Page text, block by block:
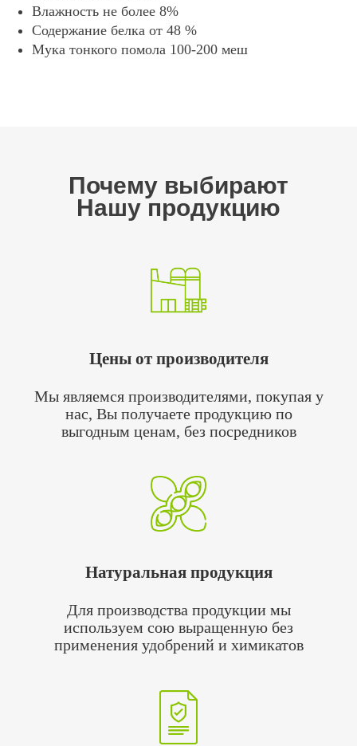
Влажность не более 8%
Содержание белка от 48 %
Мука тонкого помола 100-200 меш
Почему выбирают
Нашу продукцию
Цены от производителя
Мы являемся производителями, покупая у
нас, Вы получаете продукцию по
выгодным ценам, без посредников
Натуральная продукция
Для производства продукции мы
используем сою выращенную без
применения удобрений и химикатов